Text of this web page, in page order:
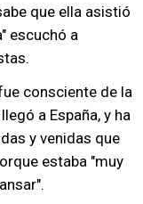
que ella asistió
escuchó a
consciente de la
a España, y ha
y venidas que
estaba "muy